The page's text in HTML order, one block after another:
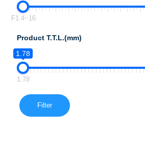
F1.4~16
Product T.T.L.(mm)
1.78
1.78
Filter